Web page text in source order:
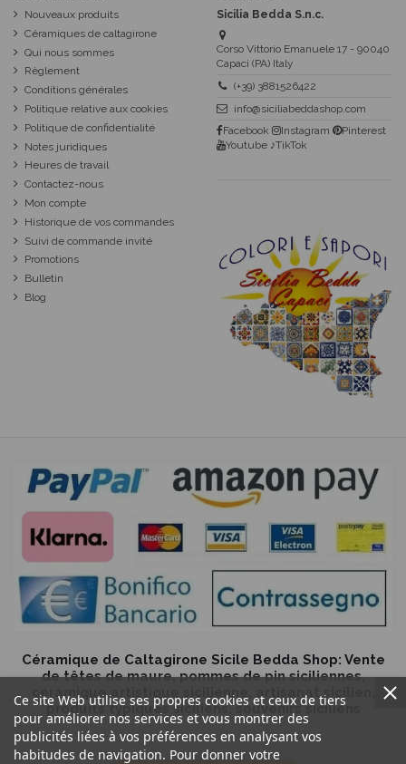
Ce site Web utilise ses propres cookies et ceux de tiers
pour améliorer nos services et vous montrer des
publicités liées à vos préférences en analysant vos
habitudes de navigation. Pour donner votre
Nouveaux produits
Céramiques de caltagirone
Qui nous sommes
Règlement
Conditions générales
Politique relative aux cookies
Politique de confidentialité
Notes juridiques
Heures de travail
Contactez-nous
Mon compte
Historique de vos commandes
Suivi de commande invité
Promotions
Bulletin
Blog
Sicilia Bedda S.n.c.
Corso Vittorio Emanuele 17 - 90040
Capaci (PA) Italy
(+39) 3881526422
info@siciliabeddashop.com
Facebook
Instagram
Pinterest
Youtube ♪TikTok
Céramique de Caltagirone Sicile Bedda Shop: Vente
de têtes de maure, pommes de pin siciliennes,
céramique artistique sicilienne, artisanat sicilien,
produits typiques siciliens, souvenirs siciliens